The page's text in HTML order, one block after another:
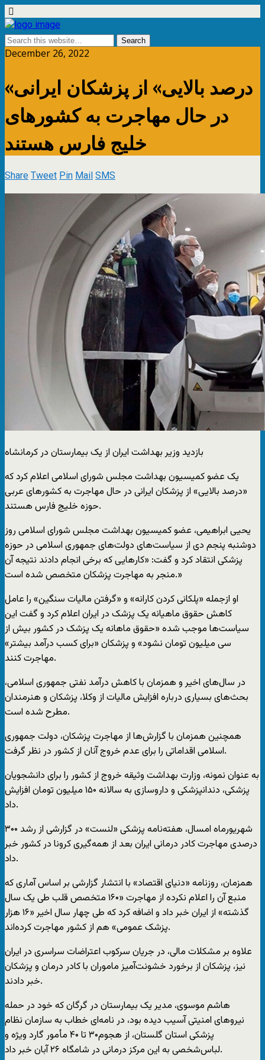
December 26, 2022
«درصد بالایی» از پزشکان ایرانی
در حال مهاجرت به کشورهای
خلیج فارس هستند
ShareTweetPinMailSMS
بازدید وزیر بهداشت ایران از یک بیمارستان در کرمانشاه
یک عضو کمیسیون بهداشت مجلس شورای اسلامی اعلام کرد که
«درصد بالایی» از پزشکان ایرانی در حال مهاجرت به کشورهای عربی
حوزه خلیج فارس هستند.
یحیی ابراهیمی، عضو کمیسیون بهداشت مجلس شورای اسلامی روز
دوشنبه پنجم دی از سیاست‌های دولت‌های جمهوری اسلامی در حوزه
پزشکی انتقاد کرد و گفت: «کارهایی که برخی انجام دادند نتیجه‌ آن
منجر به مهاجرت پزشکان متخصص شده است.»
او ازجمله «پلکانی کردن کارانه» و «گرفتن مالیات سنگین» را عامل
کاهش حقوق ماهیانه یک پزشک در ایران اعلام کرد و گفت این
سیاست‌ها موجب شده «حقوق ماهانه یک پزشک در کشور بیش از
سی میلیون تومان نشود» و پزشکان «برای کسب درآمد بیشتر»
مهاجرت کنند.
در سال‌های اخیر و همزمان با کاهش درآمد نفتی جمهوری اسلامی،
بحث‌های بسیاری درباره افزایش مالیات از وکلا، پزشکان و هنرمندان
مطرح شده است.
همچنین همزمان با گزارش‌ها از مهاجرت پزشکان، دولت جمهوری
اسلامی اقداماتی را برای عدم خروج آنان از کشور در نظر گرفت.
به عنوان نمونه، وزارت بهداشت وثیقه خروج از کشور را برای دانشجویان
پزشکی، دندانپزشکی و داروسازی به سالانه ۱۵۰ میلیون تومان افزایش
داد.
شهریورماه امسال، هفته‌نامه پزشکی «لنست» در گزارشی از رشد ۳۰۰
درصدی مهاجرت کادر درمانی ایران بعد از همه‌گیری کرونا در کشور خبر
داد.
همزمان، روزنامه «دنیای اقتصاد» با انتشار گزارشی بر اساس آماری که
منبع آن را اعلام نکرده از مهاجرت «۱۶۰ متخصص قلب طی یک سال
گذشته» از ایران خبر داد و اضافه کرد که طی چهار سال اخیر «۱۶ هزار
پزشک عمومی» هم از کشور مهاجرت کرده‌اند.
علاوه بر مشکلات مالی، در جریان سرکوب اعتراضات سراسری در ایران
نیز، پزشکان از برخورد خشونت‌آمیز ماموران با کادر درمان و پزشکان
خبر دادند.
هاشم موسوی، مدیر یک بیمارستان در گرگان که خود در حمله
نیروهای امنیتی آسیب دیده بود، در نامه‌ای خطاب به سازمان نظام
پزشکی استان گلستان، از هجوم۳۰ تا ۴۰ مأمور گارد ویژه و
لباس‌‌شخصی به این مرکز درمانی در شامگاه ۲۶ آبان خبر داد.